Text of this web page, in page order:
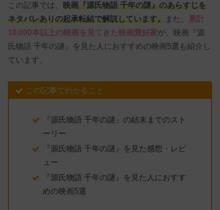
この記事では、 映画『源氏物語 千年の謎』のあらすじを
ネタバレありの起承転結で解説しています。 また、
累計
10,000本以上の映画を見てきた映画愛好家が、映画『源
氏物語 千年の謎』を見た人におすすめの映画5選も紹介し
ています。
この記事でわかること
『源氏物語 千年の謎』の結末までのスト
ーリー
『源氏物語 千年の謎』を見た感想・レビ
ュー
『源氏物語 千年の謎』を見た人におすす
めの映画5選